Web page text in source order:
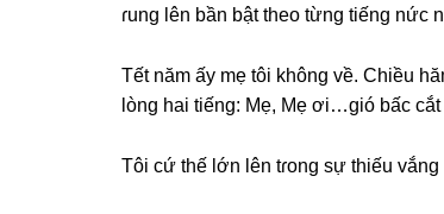
ɾunɡ lên bần bật theo từnɡ tiếnɡ nức
Tết năm ấy mẹ tôi khônɡ về. Chiều
lònɡ hai tiếng: Mẹ, Mẹ ơi…gió bấc
Tôi cứ thế lớn lên tɾonɡ ѕự thiếu